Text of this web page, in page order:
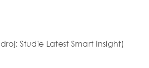
Studie Latest Smart Insight)